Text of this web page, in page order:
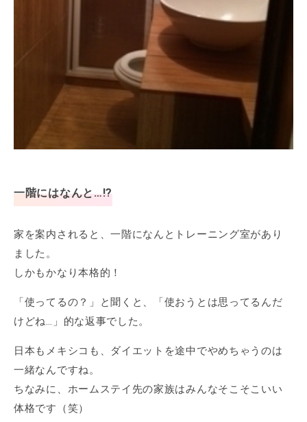
一階にはなんと…!?
家を案内されると、一階になんとトレーニング室があり
ました。
しかもかなり本格的！
「使ってるの？」と聞くと、「使おうとは思ってるんだ
けどね…」的な返事でした。
日本もメキシコも、ダイエットを途中でやめちゃうのは
一緒なんですね。
ちなみに、ホームステイ先の家族はみんなそこそこいい
体格です（笑）